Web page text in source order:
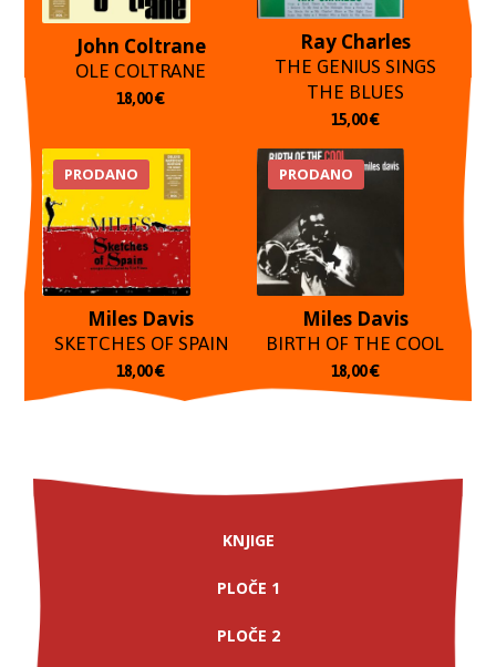
John Coltrane
OLE COLTRANE
18,00€
Ray Charles
THE GENIUS SINGS
THE BLUES
15,00€
PRODANO
Miles Davis
SKETCHES OF SPAIN
18,00€
PRODANO
Miles Davis
BIRTH OF THE COOL
18,00€
KNJIGE
PLOČE 1
PLOČE 2